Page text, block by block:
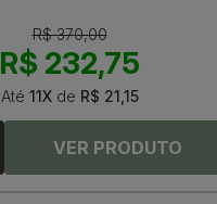
R$ 370,00
R$ 232,75
Até 11Xde R$ 21,15